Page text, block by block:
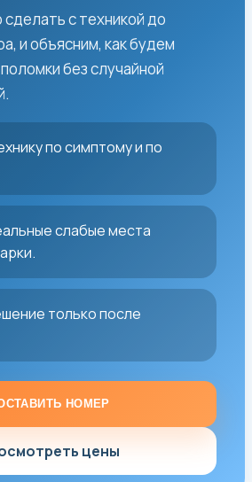
с техникой до
и объясним, как будем
без случайной
по симптому и по
слабые места
только после
НОМЕР
цены